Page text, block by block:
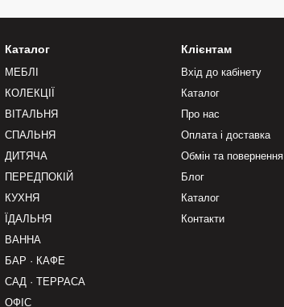
Каталог
МЕБЛІ
КОЛЕКЦІЇ
ВІТАЛЬНЯ
СПАЛЬНЯ
ДИТЯЧА
ПЕРЕДПОКІЙ
КУХНЯ
ЇДАЛЬНЯ
ВАННА
БАР · КАФЕ
САД · ТЕРРАСА
ОФІС
Клієнтам
Вхід до кабінету
Каталог
Про нас
Оплата і доставка
Обмін та повернення
Блог
Каталог
Контакти